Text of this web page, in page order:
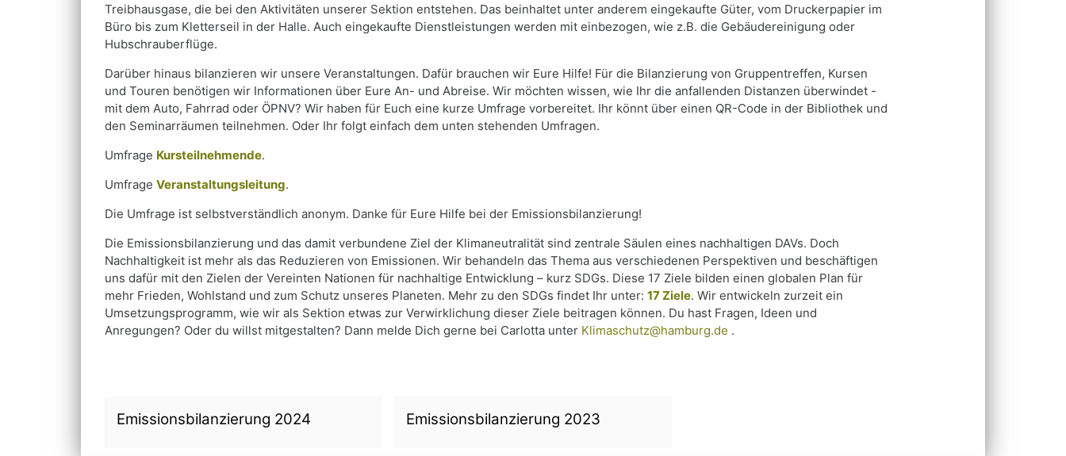
Treibhausgase, die bei den Aktivitäten unserer Sektion entstehen. Das beinhaltet unter anderem eingekaufte Güter, vom Druckerpapier im
Büro bis zum Kletterseil in der Halle. Auch eingekaufte Dienstleistungen werden mit einbezogen, wie z.B. die Gebäudereinigung oder
Hubschrauberflüge.
Darüber hinaus bilanzieren wir unsere Veranstaltungen. Dafür brauchen wir Eure Hilfe! Für die Bilanzierung von Gruppentreffen, Kursen
und Touren benötigen wir Informationen über Eure An- und Abreise. Wir möchten wissen, wie Ihr die anfallenden Distanzen überwindet -
mit dem Auto, Fahrrad oder ÖPNV? Wir haben für Euch eine kurze Umfrage vorbereitet. Ihr könnt über einen QR-Code in der Bibliothek und
den Seminarräumen teilnehmen. Oder Ihr folgt einfach dem unten stehenden Umfragen.
Umfrage Kursteilnehmende.
Umfrage Veranstaltungsleitung.
Die Umfrage ist selbstverständlich anonym. Danke für Eure Hilfe bei der Emissionsbilanzierung!
Die Emissionsbilanzierung und das damit verbundene Ziel der Klimaneutralität sind zentrale Säulen eines nachhaltigen DAVs. Doch
Nachhaltigkeit ist mehr als das Reduzieren von Emissionen. Wir behandeln das Thema aus verschiedenen Perspektiven und beschäftigen
uns dafür mit den Zielen der Vereinten Nationen für nachhaltige Entwicklung – kurz SDGs. Diese 17 Ziele bilden einen globalen Plan für
mehr Frieden, Wohlstand und zum Schutz unseres Planeten. Mehr zu den SDGs findet Ihr unter: 17 Ziele. Wir entwickeln zurzeit ein
Umsetzungsprogramm, wie wir als Sektion etwas zur Verwirklichung dieser Ziele beitragen können. Du hast Fragen, Ideen und
Anregungen? Oder du willst mitgestalten? Dann melde Dich gerne bei Carlotta unter Klimaschutz@hamburg.de .
Emissionsbilanzierung 2024 Emissionsbilanzierung 2023